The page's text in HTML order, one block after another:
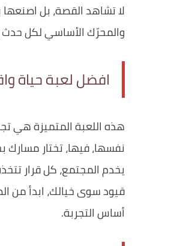
لا تشاهد القصة، بل
والمحرّك الأساسي لكل
افضل لعبة حياة
هذه اللعبة المتميزة هي
نفسها، فيها، تختار
يخدم المجتمع، كل قرار
قيود سوى خيالك، ابدأ من
أساس التجربة.